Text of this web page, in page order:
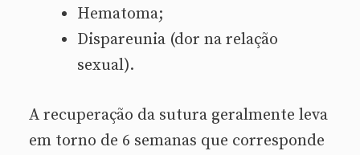
Hematoma;
Dispareunia (dor na relação
sexual).
A recuperação da sutura geralmente leva
em torno de 6 semanas que corresponde